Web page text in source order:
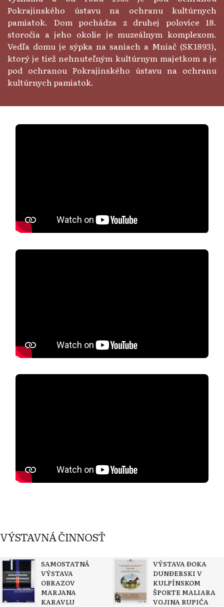
Pokrajinského ústavu na ochranu kultúrnych
pamiatok. Dom pochádza z druhej polovice 18.
storočia a jeho okolie je muzeálnym komplexom.
Vedľa domu je sýpka na saniach a Mniač (SK1893),
ktorý je tiež nehnuteľným kultúrnym majetkom a je
pod ochranou Pokrajinského ústavu na ochranu
kultúrnych pamiatok.
VÝSTAVNÁ ČINNOSŤ
SAMOSTATNÁ
VÝSTAVA
OBRAZOV
MARJANA
KARAVLU
VÝSTAVA ĐOKA
DUNĐERSKI V
KULPÍNSKOM
ŠPORTE MALIARA
VOJINA RUPIĆA